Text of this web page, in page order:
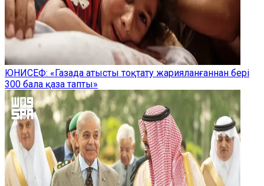
ЮНИСЕФ: «Газада атысты тоқтату жарияланғаннан бері
300 бала қаза тапты»